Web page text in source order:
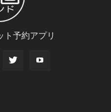
ト予約アプリ